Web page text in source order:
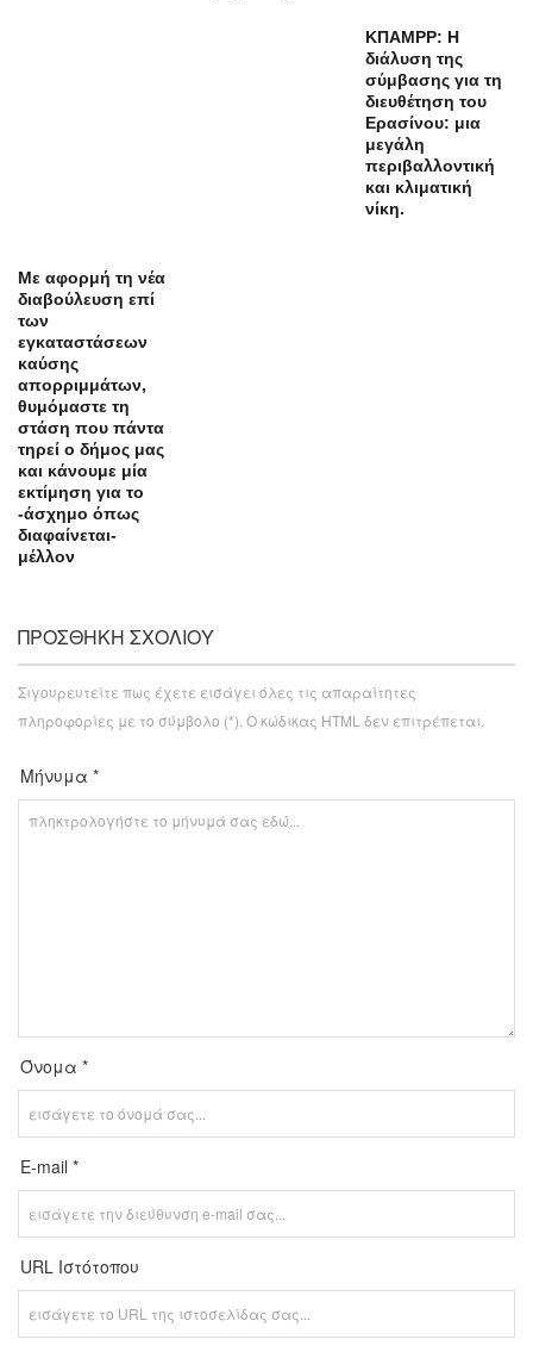
ΚΠΑΜΡΡ: Η
διάλυση της
σύμβασης για τη
διευθέτηση του
Ερασίνου: μια
μεγάλη
περιβαλλοντική
και κλιματική
νίκη.
Με αφορμή τη νέα
διαβούλευση επί
των
εγκαταστάσεων
καύσης
απορριμμάτων,
θυμόμαστε τη
στάση που πάντα
τηρεί ο δήμος μας
και κάνουμε μία
εκτίμηση για το
-άσχημο όπως
διαφαίνεται-
μέλλον
ΠΡΟΣΘΉΚΗ ΣΧΟΛΊΟΥ
Σιγουρευτείτε πως έχετε εισάγει όλες τις απαραίτητες
πληροφορίες με το σύμβολο (*). Ο κώδικας HTML δεν επιτρέπεται.
Μήνυμα *
Όνομα *
E-mail *
URL Ιστότοπου